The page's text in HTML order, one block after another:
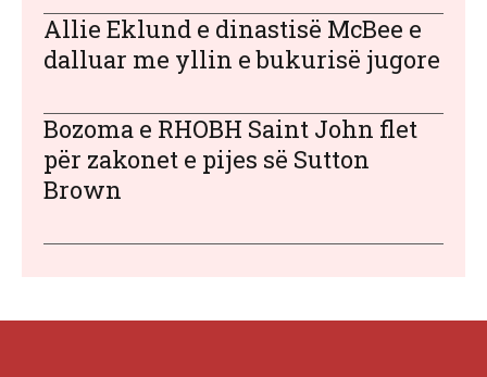
Allie Eklund e dinastisë McBee e
dalluar me yllin e bukurisë jugore
Bozoma e RHOBH Saint John flet
për zakonet e pijes së Sutton
Brown